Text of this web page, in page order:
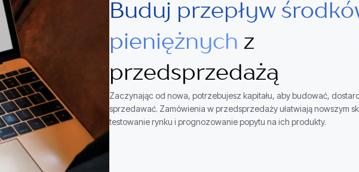
Buduj przepływ
pieniężnych z
przedsprzedażą
Zaczynając od nowa, potrzebujesz kapitału, aby budować,
sprzedawać. Zamówienia w przedsprzedaży ułatwiają nowszym
testowanie rynku i prognozowanie popytu na ich produkty.